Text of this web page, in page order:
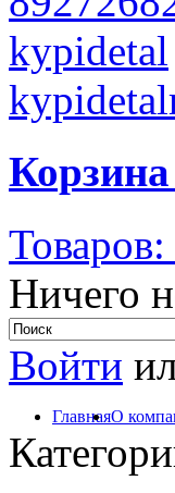
kypidetal
Ничего
Войти
ГлавнаяО